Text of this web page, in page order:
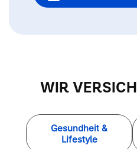
WIR
Gesundheit &
Lifestyle